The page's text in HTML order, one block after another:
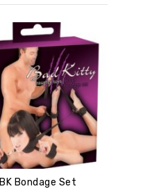
BK Bondage Set